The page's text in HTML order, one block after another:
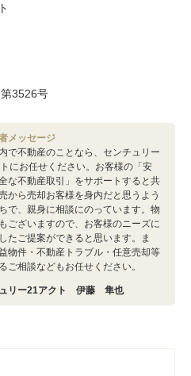
3526号
メッセージ
で不動産のことなら、センチュリー
にお任せください。お客様の「安
な不動産取引」をサポートすると共
から売却お客様を身内だと思うよう
で、親身に相談にのっています。物
ございますので、お客様のニーズに
たご提案ができると思います。ま
物件・不動産トラブル・任意売却等
ご相談などもお任せください。
リー21アクト 伊藤 隼也